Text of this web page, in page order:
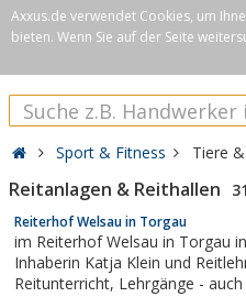
Axxus.de verwendet Cookies, um
bieten. Wenn Sie auf der Seite
Sport & Fitness Tiere
Reitanlagen & Reithallen
Reiterhof Welsau in Torgau
im Reiterhof Welsau in Torgau
Inhaberin Katja Klein und
Reitunterricht, Lehrgänge - auch zum Pferdeführerschein - und